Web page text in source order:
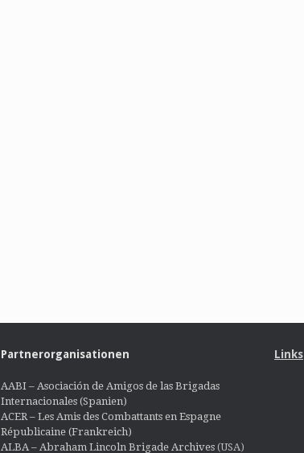
Partnerorganisationen
AABI – Asociación de Amigos de las Brigadas
Internacionales (Spanien)
ACER – Les Amis des Combattants en Espagne
Républicaine (Frankreich)
ALBA – Abraham Lincoln Brigade Archives(USA)
Links